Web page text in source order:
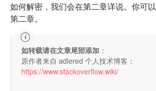
如何解密，我们会在第二章详说。你可以
第二章。
如转载请在文章尾部添加 ：
原作者来自 adlered 个人技术博客：
https://www.stackoverflow.wiki/